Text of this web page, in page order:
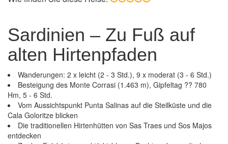
Sardinien – Zu Fuß auf
alten Hirtenpfaden
Wanderungen: 2 x leicht (2 - 3 Std.), 9 x moderat (3 - 6 Std.)
Besteigung des Monte Corrasi (1.463 m), Gipfeltag ?? 780
Hm, 5 - 6 Std.
Vom Aussichtspunkt Punta Salinas auf die Steilküste und die
Cala Goloritze blicken
Die traditionellen Hirtenhütten von Sas Traes und Sos Majos
entdecken